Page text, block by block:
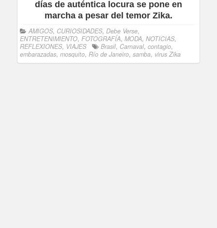
días de auténtica locura se pone en
marcha a pesar del temor Zika.
AMIGOS, CURIOSIDADES, Debe Verse,
ENTRETENIMIENTO, FOTOGRAFÍA, MODA, NOTICIAS,
REFLEXIONES, VIAJES Brasil, Carnaval, contagio,
embarazadas, mosquito, Río de Janeiro, samba, virus Zika